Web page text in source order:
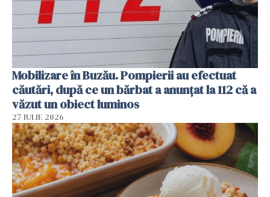
Mobilizare în Buzău. Pompierii au efectuat
căutări, după ce un bărbat a anunțat la 112 că a
văzut un obiect luminos
27 IULIE 2026